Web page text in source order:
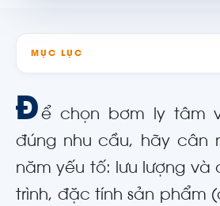
MỤC LỤC
Đ ể chọn bơm ly tâm
đúng nhu cầu, hãy cân
năm yếu tố: lưu lượng
trình, đặc tính sản phẩm